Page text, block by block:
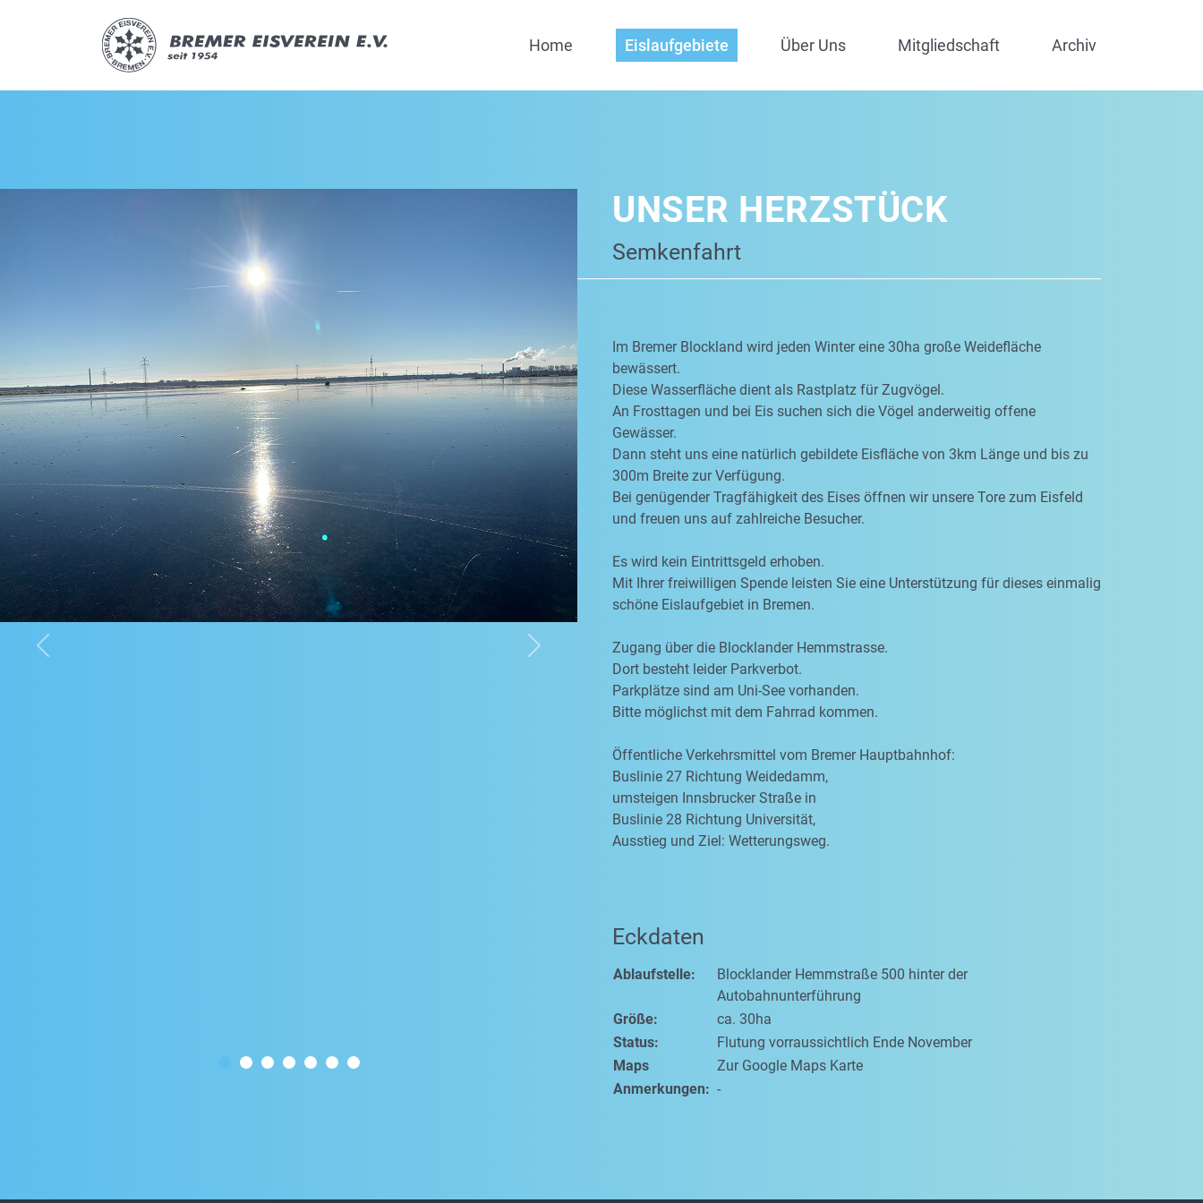
Home Eislaufgebiete Über Uns Mitgliedschaft Archiv
Previous Next
UNSER HERZSTÜCK
Semkenfahrt
Im Bremer Blockland wird jeden Winter eine 30ha große Weidefläche
bewässert.
Diese Wasserfläche dient als Rastplatz für Zugvögel.
An Frosttagen und bei Eis suchen sich die Vögel anderweitig offene
Gewässer.
Dann steht uns eine natürlich gebildete Eisfläche von 3km Länge und bis zu
300m Breite zur Verfügung.
Bei genügender Tragfähigkeit des Eises öffnen wir unsere Tore zum Eisfeld
und freuen uns auf zahlreiche Besucher.
Es wird kein Eintrittsgeld erhoben.
Mit Ihrer freiwilligen Spende leisten Sie eine Unterstützung für dieses einmalig
schöne Eislaufgebiet in Bremen.
Zugang über die Blocklander Hemmstrasse.
Dort besteht leider Parkverbot.
Parkplätze sind am Uni-See vorhanden.
Bitte möglichst mit dem Fahrrad kommen.
Öffentliche Verkehrsmittel vom Bremer Hauptbahnhof:
Buslinie 27 Richtung Weidedamm,
umsteigen Innsbrucker Straße in
Buslinie 28 Richtung Universität,
Ausstieg und Ziel: Wetterungsweg.
Eckdaten
Ablaufstelle:
Blocklander Hemmstraße 500 hinter der
Autobahnunterführung
Größe:
ca. 30ha
Status:
Flutung vorraussichtlich Ende November
Maps
Zur Google Maps Karte
Anmerkungen: -